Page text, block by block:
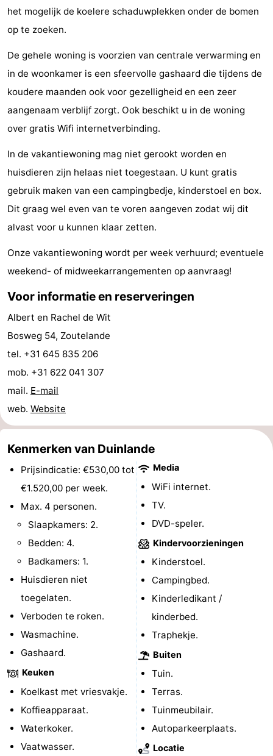
Actief
Praktisch
Forum
Route
-
Parkeren
Reisboekenwinkel
Medische
adressen
Regio
Zeeland
Schouwen-
Renesse
-
Brouwershaven
-
Bruinisse
Zierikzee
-
Natuur
Oosterschelde
-
Burgh
Haamstede
-
Natuur
Kop
Schouwen
Walcheren
-
Veere
Natuur
Oranjezon
Oostkapelle
Natuur
Mantelingen
-
Domburg
Westkapelle
-
Natuur
Walcherse
bos
-
Dishoek
Vlissingen
-
het mogelijk de koelere schaduwplekken onder de bomen
op te zoeken.
De gehele woning is voorzien van centrale verwarming en
in de woonkamer is een sfeervolle gashaard die tijdens de
koudere maanden ook voor gezelligheid en een zeer
aangenaam verblijf zorgt. Ook beschikt u in de woning
over gratis Wifi internetverbinding.
In de vakantiewoning mag niet gerookt worden en
huisdieren zijn helaas niet toegestaan. U kunt gratis
gebruik maken van een campingbedje, kinderstoel en box.
Dit graag wel even van te voren aangeven zodat wij dit
alvast voor u kunnen klaar zetten.
Onze vakantiewoning wordt per week verhuurd; eventuele
weekend- of midweekarrangementen op aanvraag!
Voor informatie en reserveringen
Albert en Rachel de Wit
Bosweg 54, Zoutelande
tel. +31 645 835 206
mob. +31 622 041 307
mail. E-mail
web. Website
Kenmerken van Duinlande
Prijsindicatie: €530,00 tot
€1.520,00 per week.
Max. 4 personen.
Slaapkamers: 2.
Bedden: 4.
Badkamers: 1.
Huisdieren niet
toegelaten.
Verboden te roken.
Wasmachine.
Gashaard.
Keuken
Koelkast met vriesvakje.
Koffieapparaat.
Waterkoker.
Vaatwasser.
Media
WiFi internet.
TV.
DVD-speler.
Kindervoorzieningen
Kinderstoel.
Campingbed.
Kinderledikant /
kinderbed.
Traphekje.
Buiten
Tuin.
Terras.
Tuinmeubilair.
Autoparkeerplaats.
Locatie